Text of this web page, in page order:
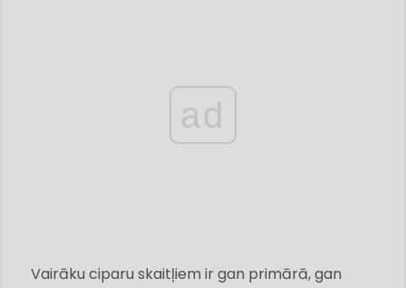
ad
Vairāku ciparu skaitļiem ir gan primārā, gan